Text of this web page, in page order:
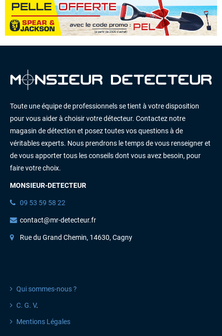
Toute une équipe de professionnels se tient à votre disposition
pour vous aider à choisir votre détecteur. Contactez notre
magasin de détection et posez toutes vos questions à de
véritables experts. Nous prendrons le temps de vous renseigner et
de vous apporter tous les conseils dont vous avez besoin, pour
faire votre choix.
MONSIEUR-DETECTEUR
09 53 59 58 22
contact@mr-detecteur.fr
Rue du Grand Chemin, 14630, Cagny
Qui sommes-nous ?
C. G. V.
Mentions Légales